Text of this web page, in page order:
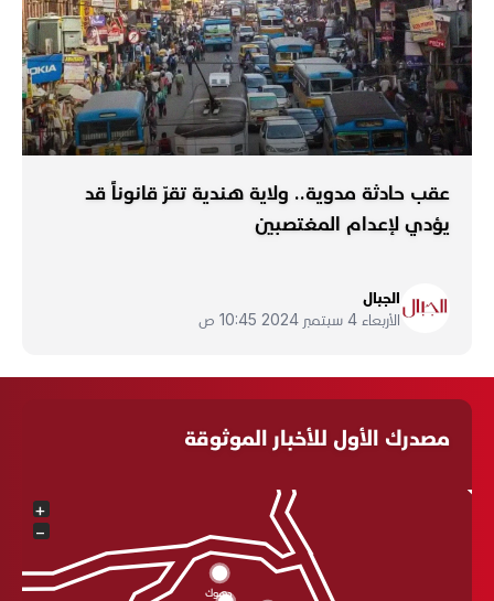
عقب حادثة مدوية.. ولاية هندية تقرّ قانوناً قد
يؤدي لإعدام المغتصبين
الجبال
الأربعاء 4 سبتمبر 2024 10:45 ص
مصدرك الأول للأخبار الموثوقة
دهوك
+
−